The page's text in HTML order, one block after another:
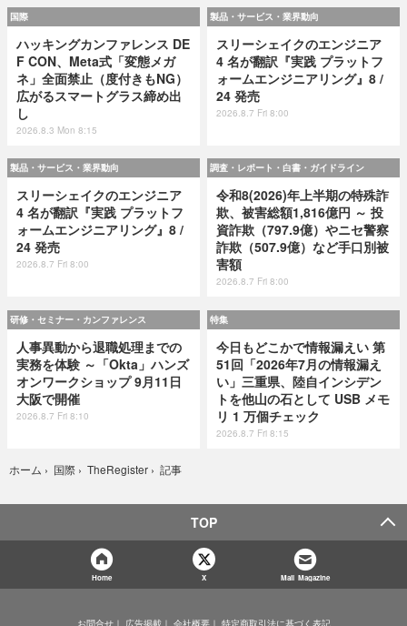
国際
ハッキングカンファレンス DE
F CON、Meta式「変態メガ
ネ」全面禁止（度付きもNG）
広がるスマートグラス締め出
し
2026.8.3 Mon 8:15
製品・サービス・業界動向
スリーシェイクのエンジニア
4 名が翻訳『実践 プラットフ
ォームエンジニアリング』8 /
24 発売
2026.8.7 Fri 8:00
製品・サービス・業界動向
スリーシェイクのエンジニア
4 名が翻訳『実践 プラットフ
ォームエンジニアリング』8 /
24 発売
2026.8.7 Fri 8:00
調査・レポート・白書・ガイドライン
令和8(2026)年上半期の特殊詐
欺、被害総額1,816億円 ～ 投
資詐欺（797.9億）やニセ警察
詐欺（507.9億）など手口別被
害額
2026.8.7 Fri 8:00
研修・セミナー・カンファレンス
人事異動から退職処理までの
実務を体験 ～「Okta」ハンズ
オンワークショップ 9月11日
大阪で開催
2026.8.7 Fri 8:10
特集
今日もどこかで情報漏えい 第
51回「2026年7月の情報漏え
い」三重県、陸自インシデン
トを他山の石として USB メモ
リ 1 万個チェック
2026.8.7 Fri 8:15
ホーム › 国際 › TheRegister › 記事
TOP
Home X Mail Magazine
お問合せ 広告掲載 会社概要 特定商取引法に基づく表記